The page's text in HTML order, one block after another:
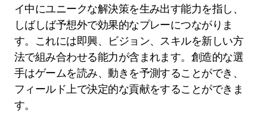
イ中にユニークな解決策を生み出す能力を指し、
しばしば予想外で効果的なプレーにつながりま
す。これには即興、ビジョン、スキルを新しい方
法で組み合わせる能力が含まれます。創造的な選
手はゲームを読み、動きを予測することができ、
フィールド上で決定的な貢献をすることができま
す。